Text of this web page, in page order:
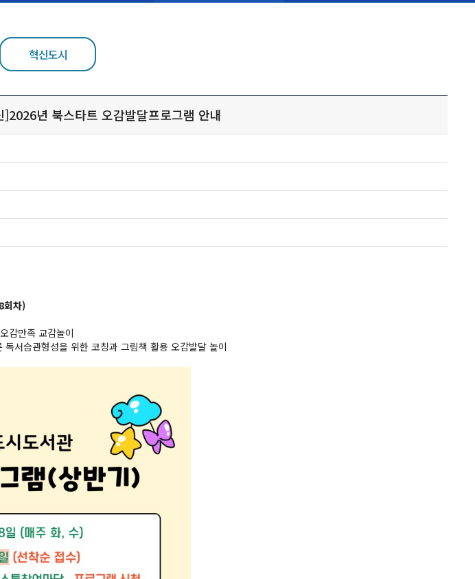
혁신도시
]2026년 북스타트 오감발달프로그램 안내
회차)
감만족 교감놀이
서습관형성을 위한 코칭과 그림책 활용 오감발달 놀이